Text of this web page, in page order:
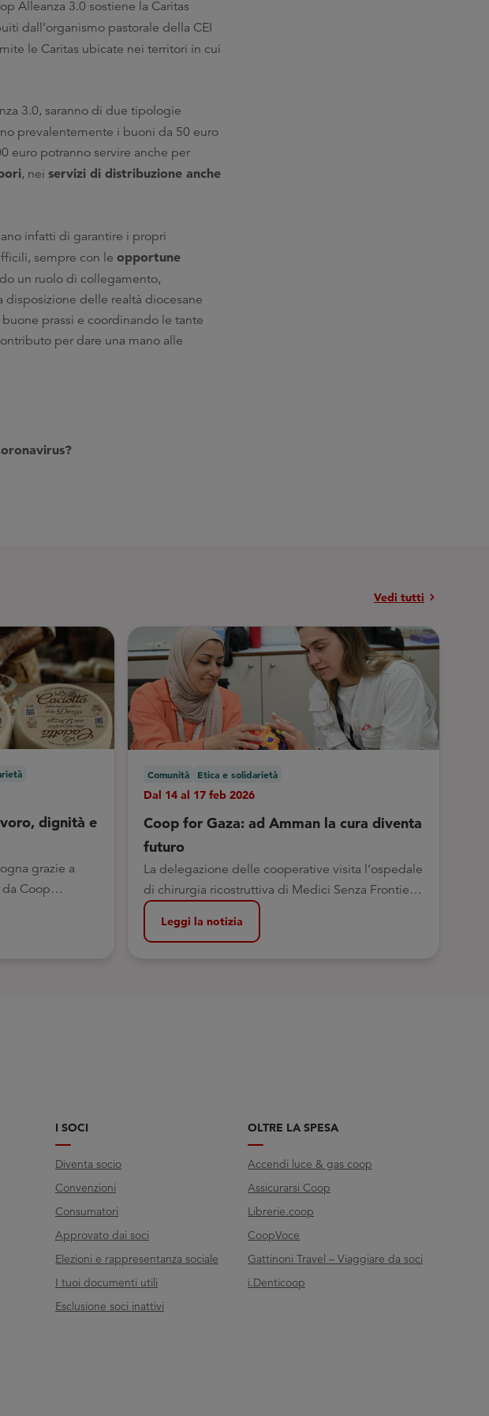
Alleanza 3.0 sostiene la Caritas
dall’organismo pastorale della CEI
le Caritas ubicate nei territori in cui
3.0, saranno di due tipologie
prevalentemente i buoni da 50 euro
euro potranno servire anche per
, nei servizi di distribuzione anche
infatti di garantire i propri
sempre con le opportune
un ruolo di collegamento,
delle realtà diocesane
prassi e coordinando le tante
per dare una mano alle
?
Vedi tutti chevron_right
dignità e
grazie a
Coop
di formazione,
il lavoro.
Comunità Etica e solidarietà
Dal 14 al 17 feb 2026
Coop for Gaza: ad Amman la cura diventa
futuro
La delegazione delle cooperative visita l’ospedale
di chirurgia ricostruttiva di Medici Senza Frontiere
in Giordania
Leggi la notizia
I SOCI
Diventa socio
Convenzioni
Consumatori
Approvato dai soci
Elezioni e rappresentanza sociale
I tuoi documenti utili
Esclusione soci inattivi
OLTRE LA SPESA
Accendi luce & gas coop
Assicurarsi Coop
Librerie.coop
CoopVoce
Gattinoni Travel – Viaggiare da soci
i.Denticoop